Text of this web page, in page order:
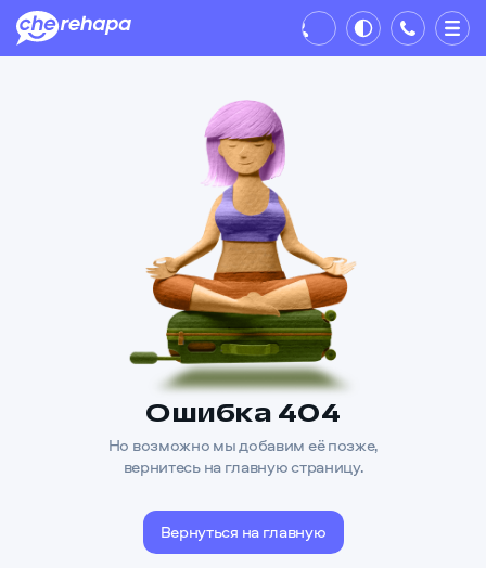
Ошибка 404
Но возможно мы добавим её позже,
вернитесь на главную страницу.
Вернуться на главную